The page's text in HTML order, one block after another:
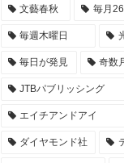
文藝春秋 毎月26
毎週木曜日
毎日が発見 奇数
JTBパブリッシング
エイチアンドアイ
ダイヤモンド社